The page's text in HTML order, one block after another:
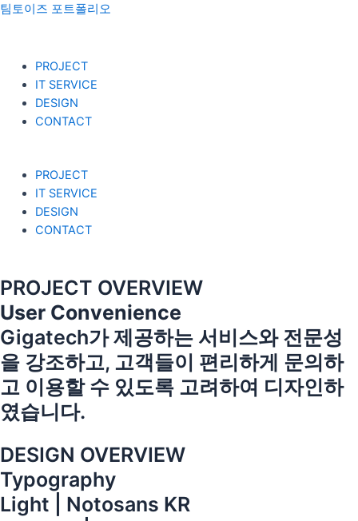
콘
팀토이즈 포트폴리오
Menu
PROJECT
IT SERVICE
DESIGN
CONTACT
PROJECT
IT SERVICE
DESIGN
CONTACT
PROJECT OVERVIEW
User Convenience
Gigatech가 제공하는 서비스와 전문성
을 강조하고, 고객들이 편리하게 문의하
고 이용할 수 있도록 고려하여 디자인하
였습니다.
DESIGN OVERVIEW
Typography
Light | Notosans KR